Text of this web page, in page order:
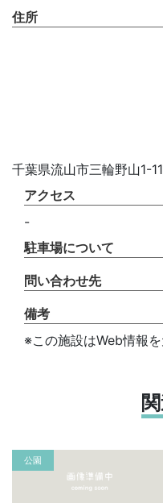
住所
千葉県流山市三輪野山1-
アクセス
-
駐車場について
問い合わせ先
備考
※この施設はWeb情報
公園